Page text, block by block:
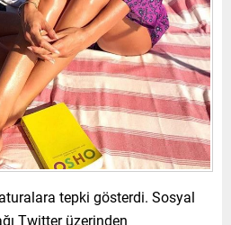
tepki gösterdi. Sosyal
Twitter üzerinden